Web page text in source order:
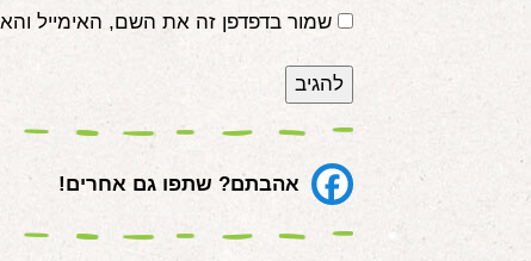
שמור בדפדפן זה את השם, האימייל
אהבתם? שתפו גם אחרים!